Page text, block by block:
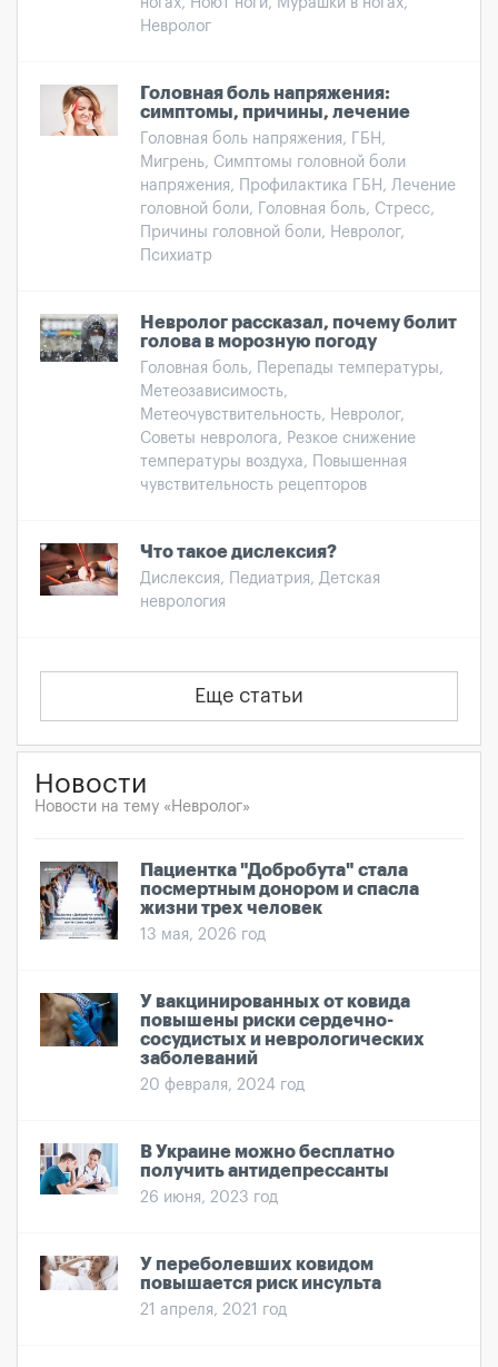
ногах, Ноют ноги, Мурашки в ногах,
Невролог
Головная боль напряжения:
симптомы, причины, лечение
Головная боль напряжения, ГБН,
Мигрень, Симптомы головной боли
напряжения, Профилактика ГБН, Лечение
головной боли, Головная боль, Стресс,
Причины головной боли, Невролог,
Психиатр
Невролог рассказал, почему болит
голова в морозную погоду
Головная боль, Перепады температуры,
Метеозависимость,
Метеочувствительность, Невролог,
Советы невролога, Резкое снижение
температуры воздуха, Повышенная
чувствительность рецепторов
Что такое дислексия?
Дислексия, Педиатрия, Детская
неврология
Еще статьи
Новости
Новости на тему «Невролог»
Пациентка "Добробута" стала
посмертным донором и спасла
жизни трех человек
13 мая, 2026 год
У вакцинированных от ковида
повышены риски сердечно-
сосудистых и неврологических
заболеваний
20 февраля, 2024 год
В Украине можно бесплатно
получить антидепрессанты
26 июня, 2023 год
У переболевших ковидом
повышается риск инсульта
21 апреля, 2021 год